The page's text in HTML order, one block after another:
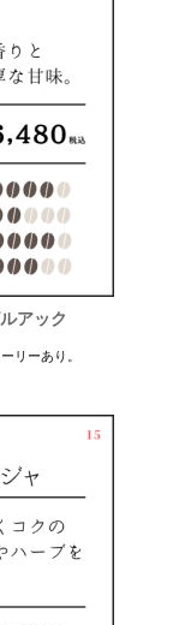
アック
リーあり。